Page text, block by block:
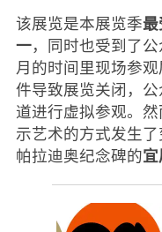
该展览是本展览季
一，同时也受到了
月的时间里现场参
件导致展览关闭，
道进行虚拟参观。
示艺术的方式发生
帕拉迪奥纪念碑的